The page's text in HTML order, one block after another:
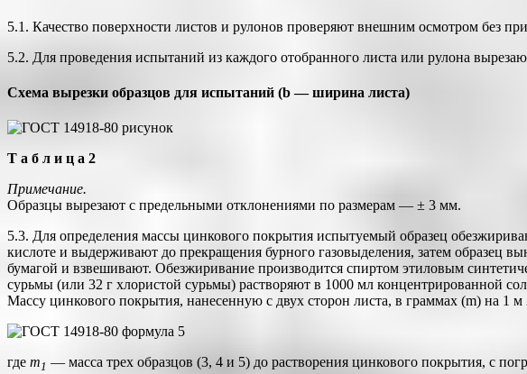
5.1. Качество поверхности листов и рулонов проверяют внешним осмотром без
5.2. Для проведения испытаний из каждого отобранного листа или рулона
Схема вырезки образцов для испытаний (b — ширина листа)
Т а б л и ц а 2
Примечание.
Образцы вырезают с предельными отклонениями по размерам — ± 3 мм.
5.3. Для определения массы цинкового покрытия испытуемый образец
кислоте и выдерживают до прекращения бурного газовыделения, затем образец
бумагой и взвешивают. Обезжиривание производится спиртом этиловым
сурьмы (или 32 г хлористой сурьмы) растворяют в 1000 мл концентрированной
Массу цинкового покрытия, нанесенную с двух сторон листа, в граммах (m) на 1
где m1 — масса трех образцов (3, 4 и 5) до растворения цинкового покрытия, с